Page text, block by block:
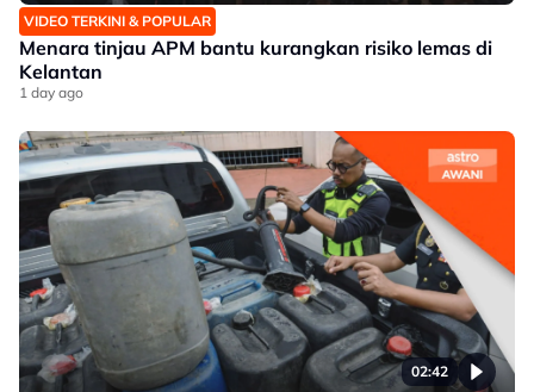
VIDEO TERKINI & POPULAR
Menara tinjau APM bantu kurangkan risiko lemas di
Kelantan
1 day ago
02:42